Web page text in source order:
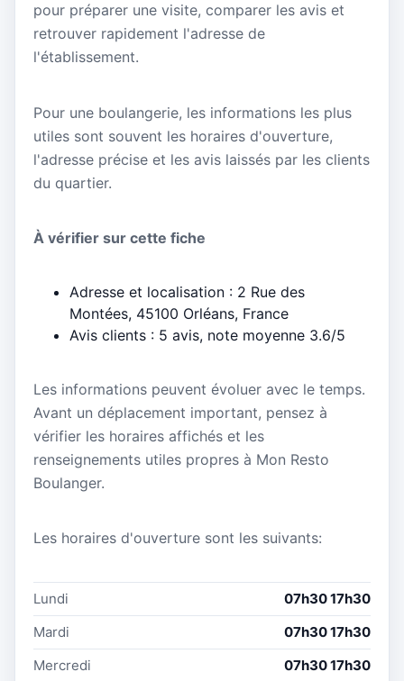
pour préparer une visite, comparer les avis et
retrouver rapidement l'adresse de
l'établissement.
Pour une boulangerie, les informations les plus
utiles sont souvent les horaires d'ouverture,
l'adresse précise et les avis laissés par les clients
du quartier.
À vérifier sur cette fiche
Adresse et localisation : 2 Rue des
Montées, 45100 Orléans, France
Avis clients : 5 avis, note moyenne 3.6/5
Les informations peuvent évoluer avec le temps.
Avant un déplacement important, pensez à
vérifier les horaires affichés et les
renseignements utiles propres à Mon Resto
Boulanger.
Les horaires d'ouverture sont les suivants:
Lundi
07h30 17h30
Mardi
07h30 17h30
Mercredi
07h30 17h30